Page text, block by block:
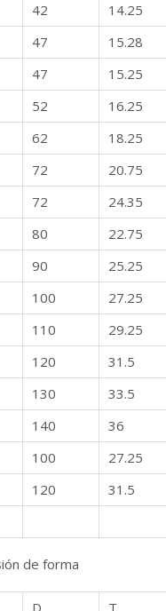
42 14.25
47 15.28
47 15.25
52 16.25
62 18.25
72 20.75
72 24.35
80 22.75
90 25.25
100 27.25
110 29.25
120 31.5
130 33.5
140 36
100 27.25
120 31.5
de forma
D T